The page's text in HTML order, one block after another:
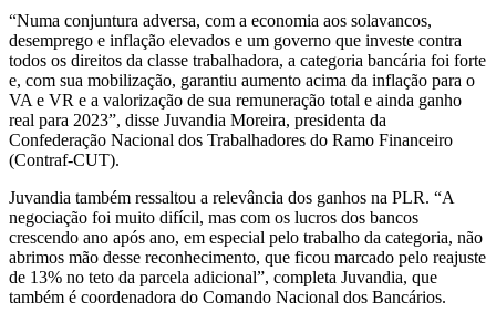
“Numa conjuntura adversa, com a economia aos solavancos,
desemprego e inflação elevados e um governo que investe contra
todos os direitos da classe trabalhadora, a categoria bancária foi forte
e, com sua mobilização, garantiu aumento acima da inflação para o
VA e VR e a valorização de sua remuneração total e ainda ganho
real para 2023”, disse Juvandia Moreira, presidenta da
Confederação Nacional dos Trabalhadores do Ramo Financeiro
(Contraf-CUT).
Juvandia também ressaltou a relevância dos ganhos na PLR. “A
negociação foi muito difícil, mas com os lucros dos bancos
crescendo ano após ano, em especial pelo trabalho da categoria, não
abrimos mão desse reconhecimento, que ficou marcado pelo reajuste
de 13% no teto da parcela adicional”, completa Juvandia, que
também é coordenadora do Comando Nacional dos Bancários.